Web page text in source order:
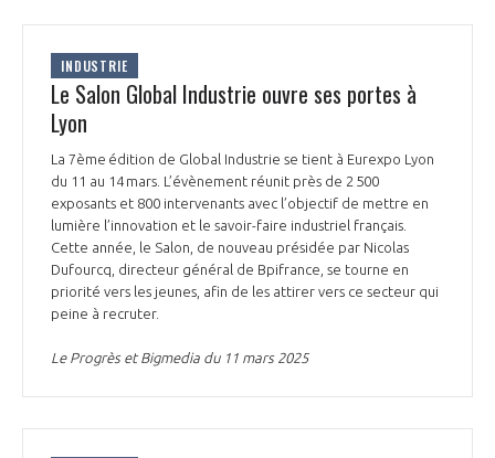
INDUSTRIE
Le Salon Global Industrie ouvre ses portes à
Lyon
La 7ème édition de Global Industrie se tient à Eurexpo Lyon
du 11 au 14 mars. L’évènement réunit près de 2 500
exposants et 800 intervenants avec l’objectif de mettre en
lumière l’innovation et le savoir-faire industriel français.
Cette année, le Salon, de nouveau présidée par Nicolas
Dufourcq, directeur général de Bpifrance, se tourne en
priorité vers les jeunes, afin de les attirer vers ce secteur qui
peine à recruter.
Le Progrès et Bigmedia du 11 mars 2025